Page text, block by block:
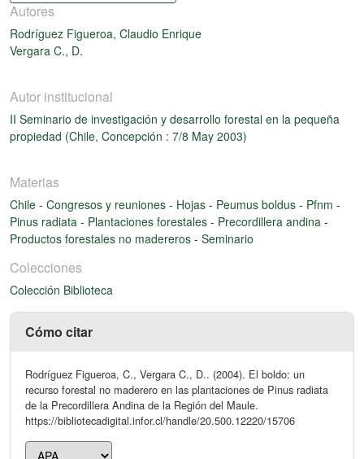
Autores
Rodríguez Figueroa, Claudio Enrique
Vergara C., D.
Autor institucional
II Seminario de investigación y desarrollo forestal en la pequeña
propiedad (Chile, Concepción : 7/8 May 2003)
Materias
Chile - Congresos y reuniones - Hojas - Peumus boldus - Pfnm -
Pinus radiata - Plantaciones forestales - Precordillera andina -
Productos forestales no madereros - Seminario
Colecciones
Colección Biblioteca
Cómo citar
Rodríguez Figueroa, C., Vergara C., D.. (2004). El boldo: un
recurso forestal no maderero en las plantaciones de Pinus radiata
de la Precordillera Andina de la Región del Maule.
https://bibliotecadigital.infor.cl/handle/20.500.12220/15706